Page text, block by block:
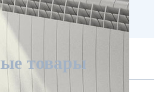
товары